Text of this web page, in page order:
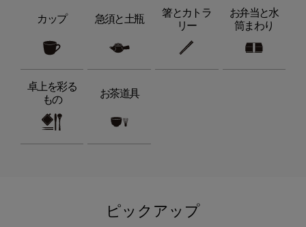
カップ 急須と土瓶
箸とカトラ
リー
お弁当と水
筒まわり
卓上を彩る
もの
お茶道具
ピックアップ